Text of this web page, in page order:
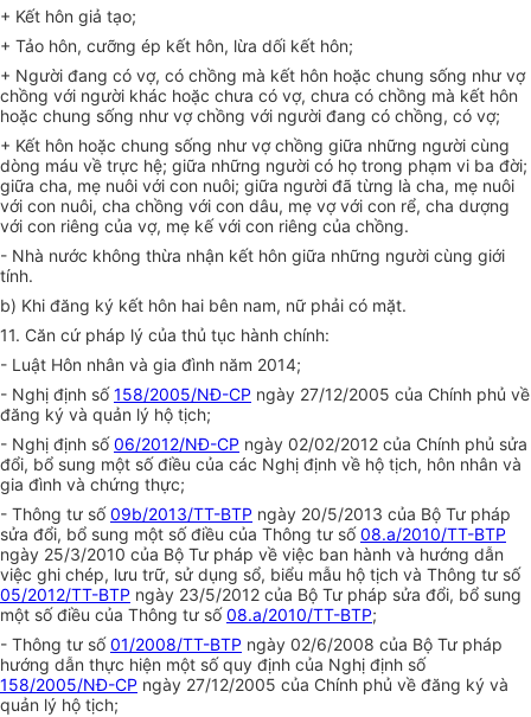
+ Kết hôn giả tạo;
+ Tảo hôn, cưỡng ép kết hôn, lừa dối kết hôn;
+ Người đang có vợ, có chồng mà kết hôn hoặc chung sống như vợ
chồng với người khác hoặc chưa có vợ, chưa có chồng mà kết hôn
hoặc chung sống như vợ chồng với người đang có chồng, có vợ;
+ Kết hôn hoặc chung sống như vợ chồng giữa những người cùng
dòng máu về trực hệ; giữa những người có họ trong phạm vi ba đời;
giữa cha, mẹ nuôi với con nuôi; giữa người đã từng là cha, mẹ nuôi
với con nuôi, cha chồng với con dâu, mẹ vợ với con rể, cha dượng
với con riêng của vợ, mẹ kế với con riêng của chồng.
- Nhà nước không thừa nhận kết hôn giữa những người cùng giới
tính.
b) Khi đăng ký kết hôn hai bên nam, nữ phải có mặt.
11. Căn cứ pháp lý của thủ tục hành chính:
- Luật Hôn nhân và gia đình năm 2014;
- Nghị định số158/2005/NĐ-CP ngày 27/12/2005 của Chính phủ về
đăng ký và quản lý hộ tịch;
- Nghị định số06/2012/NĐ-CP ngày 02/02/2012 của Chính phủ sửa
đổi, bổ sung một số điều của các Nghị định về hộ tịch, hôn nhân và
gia đình và chứng thực;
- Thông tư số09b/2013/TT-BTP ngày 20/5/2013 của Bộ Tư pháp
sửa đổi, bổ sung một số điều của Thông tư số08.a/2010/TT-BTP
ngày 25/3/2010 của Bộ Tư pháp về việc ban hành và hướng dẫn
việc ghi chép, lưu trữ, sử dụng sổ, biểu mẫu hộ tịch và Thông tư số
05/2012/TT-BTP ngày 23/5/2012 của Bộ Tư pháp sửa đổi, bổ sung
một số điều của Thông tư số08.a/2010/TT-BTP;
- Thông tư số01/2008/TT-BTP ngày 02/6/2008 của Bộ Tư pháp
hướng dẫn thực hiện một số quy định của Nghị định số
158/2005/NĐ-CP ngày 27/12/2005 của Chính phủ về đăng ký và
quản lý hộ tịch;